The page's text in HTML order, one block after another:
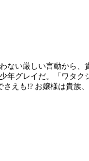
ない厳しい言動か
年グレイだ。「ワタ
えも!? お嬢様は貴